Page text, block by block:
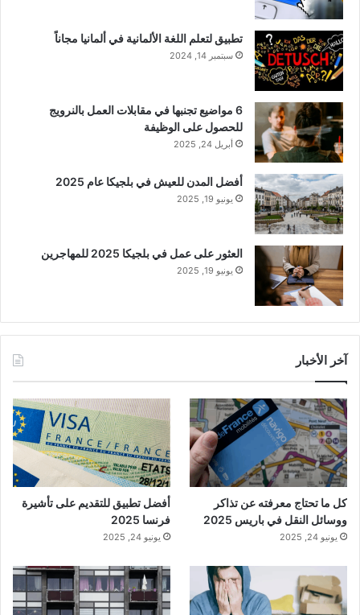
تطبيق لتعلم اللغة الألمانية في ألمانيا مجاناً
سبتمبر 14, 2024
6 مواضيع تجنبها في مقابلات العمل بالنرويج
للحصول على الوظيفة
أبريل 24, 2025
أفضل المدن للعيش في بلجيكا عام 2025
يونيو 19, 2025
العثور على عمل في بلجيكا 2025 للمهاجرين
يونيو 19, 2025
آخر الأخبار
كل ما تحتاج معرفته عن تذاكر
ووسائل النقل في باريس 2025
يونيو 24, 2025
أفضل تطبيق للتقديم على تأشيرة
فرنسا 2025
يونيو 24, 2025